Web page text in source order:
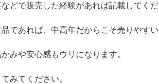
どで販売した経験があれば記載してくだ
であれば、中高年だからこそ売りやすい
みや安心感もウリになります。
みてください。